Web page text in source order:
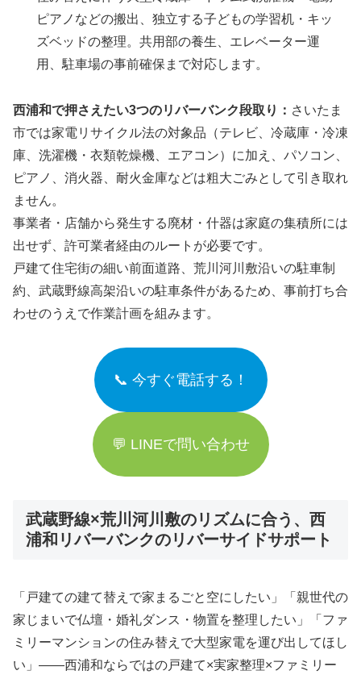
ピアノなどの搬出、独立する子どもの学習机・キッ
ズベッドの整理。共用部の養生、エレベーター運
用、駐車場の事前確保まで対応します。
西浦和で押さえたい3つのリバーバンク段取り： さいたま
市では家電リサイクル法の対象品（テレビ、冷蔵庫・冷凍
庫、洗濯機・衣類乾燥機、エアコン）に加え、パソコン、
ピアノ、消火器、耐火金庫などは粗大ごみとして引き取れ
ません。
事業者・店舗から発生する廃材・什器は家庭の集積所には
出せず、許可業者経由のルートが必要です。
戸建て住宅街の細い前面道路、荒川河川敷沿いの駐車制
約、武蔵野線高架沿いの駐車条件があるため、事前打ち合
わせのうえで作業計画を組みます。
📞 今すぐ電話する！
💬 LINEで問い合わせ
武蔵野線×荒川河川敷のリズムに合う、西
浦和リバーバンクのリバーサイドサポート
「戸建ての建て替えで家まるごと空にしたい」「親世代の
家じまいで仏壇・婚礼ダンス・物置を整理したい」「ファ
ミリーマンションの住み替えで大型家電を運び出してほし
い」――西浦和ならではの戸建て×実家整理×ファミリー